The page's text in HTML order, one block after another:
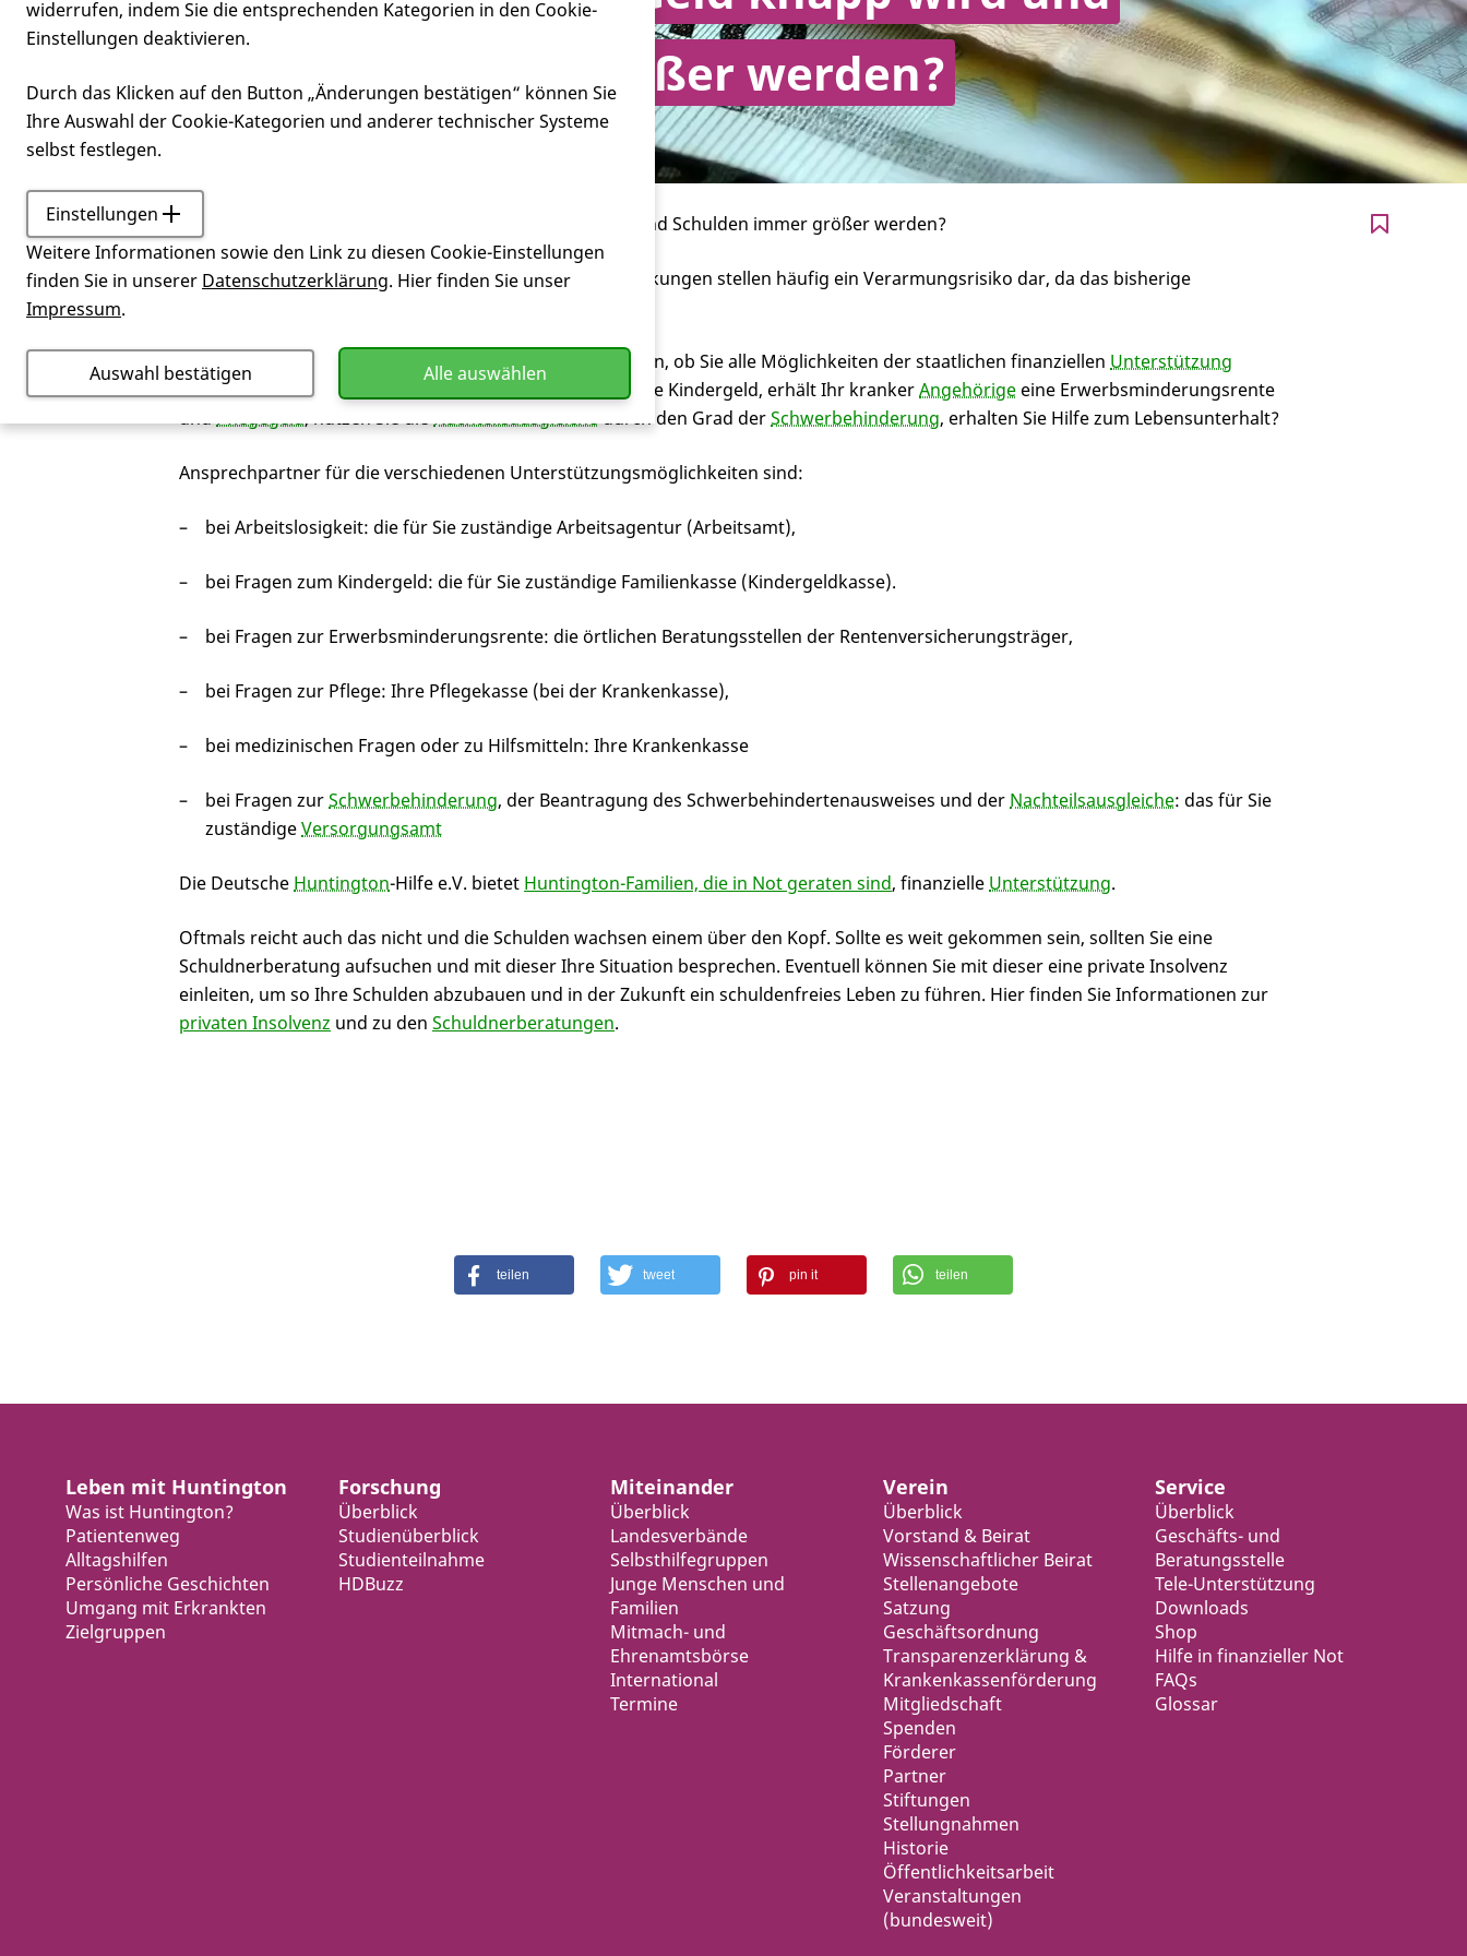
Schulden immer größer werden?
Was tun, wenn das Geld knapp wird und Schulden immer größer werden?
DieHuntington-Krankheit und andere chronische Erkrankungen stellen häufig ein Verarmungsrisiko dar, da das bisherige
Wenn einem das Geld ausgeht, sollten Sie zunächst prüfen, ob Sie alle Möglichkeiten der staatlichen finanziellen Unterstützung
nutzen. Erhalten Sie
I oder II, erhalten Sie Kindergeld, erhält Ihr krankerAngehörige eine Erwerbsminderungsrente
undPflegegeld, nutzen Sie dieNachteilsausgleichedurch den Grad derSchwerbehinderung, erhalten Sie Hilfe zum Lebensunterhalt?
Ansprechpartner für die verschiedenen Unterstützungsmöglichkeiten sind:
bei Arbeitslosigkeit: die für Sie zuständige Arbeitsagentur (Arbeitsamt),
bei Fragen zum Kindergeld: die für Sie zuständige Familienkasse (Kindergeldkasse).
bei Fragen zur Erwerbsminderungsrente: die örtlichen Beratungsstellen der Rentenversicherungsträger,
bei Fragen zur Pflege: Ihre Pflegekasse (bei der Krankenkasse),
bei medizinischen Fragen oder zu Hilfsmitteln: Ihre Krankenkasse
bei Fragen zurSchwerbehinderung, der Beantragung des Schwerbehindertenausweises und der Nachteilsausgleiche: das für Sie
zuständigeVersorgungsamt
Die Deutsche Huntington-Hilfe e.V. bietet Huntington-Familien, die in Not geraten sind, finanzielle Unterstützung.
Oftmals reicht auch das nicht und die Schulden wachsen einem über den Kopf. Sollte es weit gekommen sein, sollten Sie eine
Schuldnerberatung aufsuchen und mit dieser Ihre Situation besprechen. Eventuell können Sie mit dieser eine private Insolvenz
einleiten, um so Ihre Schulden abzubauen und in der Zukunft ein schuldenfreies Leben zu führen. Hier finden Sie Informationen zur
privaten Insolvenz und zu den Schuldnerberatungen.
teilen tweet pin it teilen
Leben mit Huntington
Was ist Huntington?
Patientenweg
Alltagshilfen
Persönliche Geschichten
Umgang mit Erkrankten
Zielgruppen
Forschung
Überblick
Studienüberblick
Studienteilnahme
HDBuzz
Miteinander
Überblick
Landesverbände
Selbsthilfegruppen
Junge Menschen und
Familien
Mitmach- und
Ehrenamtsbörse
International
Termine
Verein
Überblick
Vorstand & Beirat
Wissenschaftlicher Beirat
Stellenangebote
Satzung
Geschäftsordnung
Transparenzerklärung &
Krankenkassenförderung
Mitgliedschaft
Spenden
Förderer
Partner
Stiftungen
Stellungnahmen
Historie
Öffentlichkeitsarbeit
Veranstaltungen
(bundesweit)
Service
Überblick
Geschäfts- und
Beratungsstelle
Tele-Unterstützung
Downloads
Shop
Hilfe in finanzieller Not
FAQs
Glossar
widerrufen, indem Sie die entsprechenden Kategorien in den Cookie-
Einstellungen deaktivieren.
Durch das Klicken auf den Button „Änderungen bestätigen“ können Sie
Ihre Auswahl der Cookie-Kategorien und anderer technischer Systeme
selbst festlegen.
Einstellungen
Weitere Informationen sowie den Link zu diesen Cookie-Einstellungen
finden Sie in unserer Datenschutzerklärung. Hier finden Sie unser
Impressum.
Alle auswählen
Auswahl bestätigen